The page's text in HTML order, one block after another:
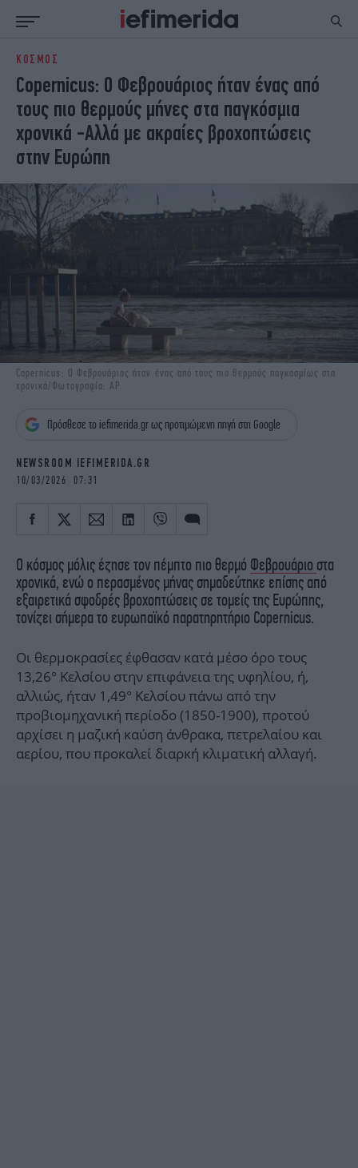
ΕΙΔΗΣΕΙΣ
NON PAPER
ΕΛΛΑΔΑ
ΟΙΚΟΝΟΜΙΑ
ΚΟΣΜΟΣ
ΠΟΛΙΤΙΣΜΟΣ
ΠΑΝΕΛΛΗΝΙΕΣ
ΖΩΗ
ΓΥΝΑΙΚΑ
ΠΟΛΗ
STORIES
ΕΚΛΟΓΕΣ
ΤΕΧΝΟΛΟΓΙΑ
DESIGN
GREEN
iAUTOKINITO
iGASTRONOMIE
iBOOKS
ΖΩΔΙΑ
OSCARS
NEWSLETTER
ΚΟΣΜΟΣ
Copernicus: Ο Φεβρουάριος ήταν ένας από
τους πιο θερμούς μήνες στα παγκόσμια
χρονικά -Αλλά με ακραίες βροχοπτώσεις
στην Ευρώπη
Copernicus: Ο Φεβρουάριος ήταν ένας από τους πιο θερμούς παγκοσμίως στα
χρονικά/Φωτογραφία: AP
Πρόσθεσε το iefimerida.gr ως προτιμώμενη πηγή στη Google
NEWSROOM IEFIMERIDA.GR
10/03/2026 07:31
Ο κόσμος μόλις έζησε τον πέμπτο πιο θερμό Φεβρουάριο στα
χρονικά, ενώ ο περασμένος μήνας σημαδεύτηκε επίσης από
εξαιρετικά σφοδρές βροχοπτώσεις σε τομείς της Ευρώπης,
τονίζει σήμερα το ευρωπαϊκό παρατηρητήριο Copernicus.
Οι θερμοκρασίες έφθασαν κατά μέσο όρο τους
13,26° Κελσίου στην επιφάνεια της υφηλίου, ή,
αλλιώς, ήταν 1,49° Κελσίου πάνω από την
προβιομηχανική περίοδο (1850-1900), προτού
αρχίσει η μαζική καύση άνθρακα, πετρελαίου και
αερίου, που προκαλεί διαρκή κλιματική αλλαγή.